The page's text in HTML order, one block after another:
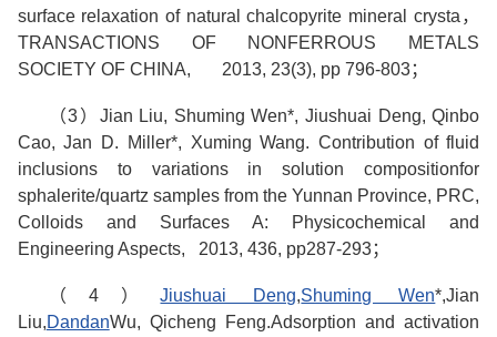
surface relaxation of natural chalcopyrite mineral crysta ，
TRANSACTIONS OF NONFERROUS METALS
SOCIETY OF CHINA, 2013, 23(3), pp 796-803；
（3） Jian Liu, Shuming Wen*, Jiushuai Deng, Qinbo
Cao, Jan D. Miller*, Xuming Wang. Contribution of fluid
inclusions to variations in solution compositionfor
sphalerite/quartz samples from the Yunnan Province, PRC,
Colloids and Surfaces A: Physicochemical and
Engineering Aspects, 2013, 436, pp287-293；
（ 4）Jiushuai Deng,Shuming Wen*,Jian
Liu,DandanWu, Qicheng Feng.Adsorption and activation